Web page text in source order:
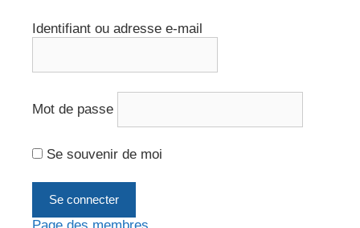
Identifiant ou adresse e-mail
Mot de passe
Se souvenir de moi
Page des membres